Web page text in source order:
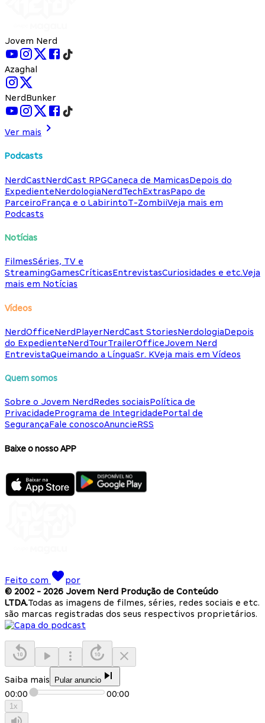
Jovem Nerd
Azaghal
NerdBunker
Ver mais
Podcasts
NerdCastNerdCast RPGCaneca de MamicasDepois do
ExpedienteNerdologiaNerdTechExtrasPapo de
ParceiroFrança e o LabirintoT-ZombiiVeja mais em
Podcasts
Notícias
FilmesSéries, TV e
StreamingGamesCríticasEntrevistasCuriosidades e etc.Veja
mais em Notícias
Vídeos
NerdOfficeNerdPlayerNerdCast StoriesNerdologiaDepois
do ExpedienteNerdTourTrailerOfficeJovem Nerd
EntrevistaQueimando a LínguaSr. KVeja mais em Vídeos
Quem somos
Sobre o Jovem NerdRedes sociaisPolítica de
PrivacidadePrograma de IntegridadePortal de
SegurançaFale conoscoAnuncieRSS
Baixe o nosso APP
Feito com
por
© 2002 - 2026 Jovem Nerd Produção de Conteúdo
LTDA.Todas as imagens de filmes, séries, redes sociais e etc.
são marcas registradas dos seus respectivos proprietários.
Saiba mais Pular anuncio
00:00 00:00
1 x